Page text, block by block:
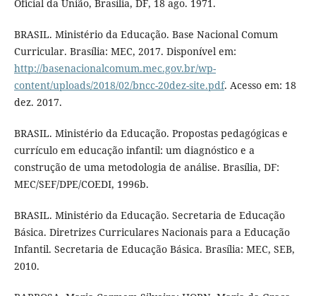
Oficial da União, Brasília, DF, 18 ago. 1971.
BRASIL. Ministério da Educação. Base Nacional Comum
Curricular. Brasília: MEC, 2017. Disponível em:
http://basenacionalcomum.mec.gov.br/wp-
content/uploads/2018/02/bncc-20dez-site.pdf. Acesso em: 18
dez. 2017.
BRASIL. Ministério da Educação. Propostas pedagógicas e
currículo em educação infantil: um diagnóstico e a
construção de uma metodologia de análise. Brasília, DF:
MEC/SEF/DPE/COEDI, 1996b.
BRASIL. Ministério da Educação. Secretaria de Educação
Básica. Diretrizes Curriculares Nacionais para a Educação
Infantil. Secretaria de Educação Básica. Brasília: MEC, SEB,
2010.